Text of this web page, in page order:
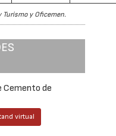
y Oficemen.
Cemento de
virtual